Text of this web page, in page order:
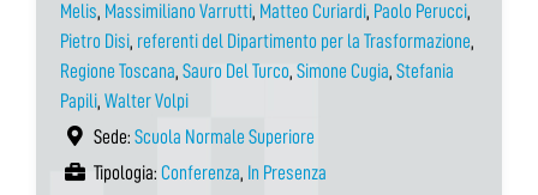
Melis, Massimiliano Varrutti, Matteo Curiardi, Paolo Perucci,
Pietro Disi, referenti del Dipartimento per la Trasformazione,
Regione Toscana, Sauro Del Turco, Simone Cugia, Stefania
Papili, Walter Volpi
Sede: Scuola Normale Superiore
Tipologia: Conferenza, In Presenza